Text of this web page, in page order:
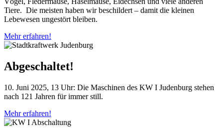
Tiere. Die meisten haben wir beschildert – damit die kleinen
Lebewesen ungestört bleiben.
Mehr erfahren!
Abgeschaltet!
10. Juni 2025, 13 Uhr: Die Maschinen des KW I Judenburg stehen
nach 121 Jahren für immer still.
Mehr erfahren!